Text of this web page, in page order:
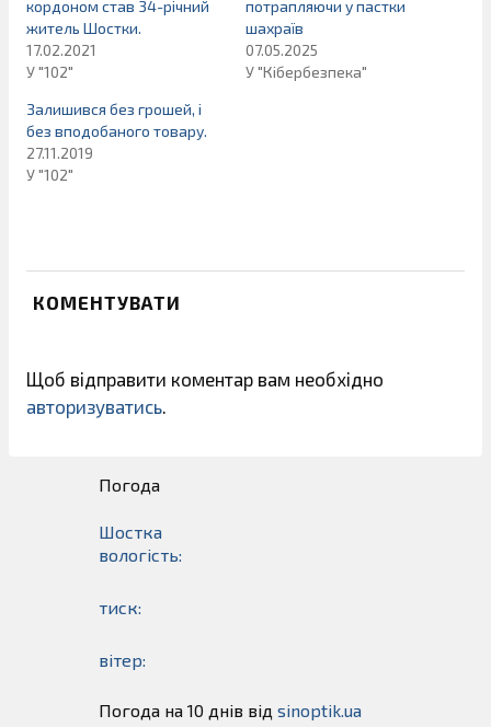
кордоном став 34-річний
житель Шостки.
17.02.2021
У "102"
потрапляючи у пастки
шахраїв
07.05.2025
У "Кібербезпека"
Залишився без грошей, і
без вподобаного товару.
27.11.2019
У "102"
КОМЕНТУВАТИ
Щоб відправити коментар вам необхідно
авторизуватись.
Погода
Шостка
вологість:
тиск:
вітер:
Погода на 10 днів від sinoptik.ua